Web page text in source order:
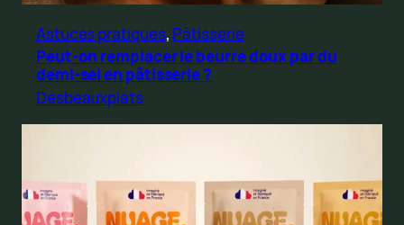
Astuces pratiques, Pâtisserie
Peut-on remplacer le beurre doux par du
demi-sel en pâtisserie ?
Desbeauxplats